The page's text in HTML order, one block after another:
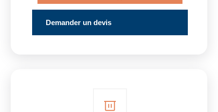
Demander un devis